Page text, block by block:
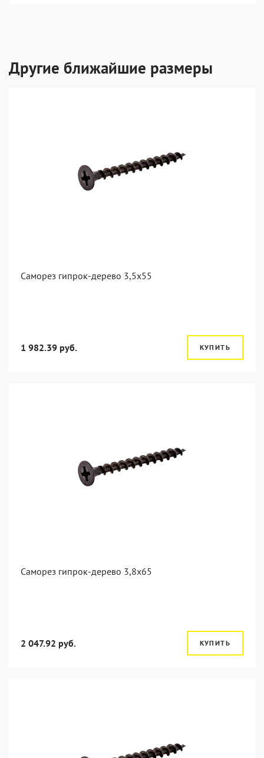
Другие ближайшие размеры
Саморез гипрок-дерево 3,5x55
1 982.39 руб. КУПИТЬ
Саморез гипрок-дерево 3,8x65
2 047.92 руб. КУПИТЬ